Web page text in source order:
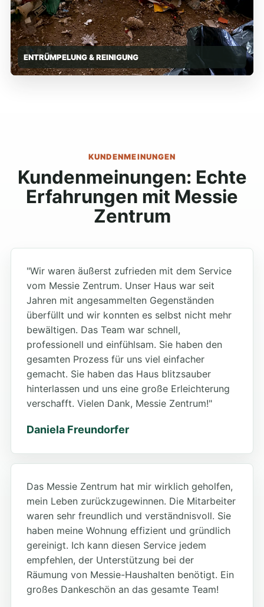
ENTRÜMPELUNG & REINIGUNG
KUNDENMEINUNGEN
Kundenmeinungen: Echte
Erfahrungen mit Messie
Zentrum
"Wir waren äußerst zufrieden mit dem Service
vom Messie Zentrum. Unser Haus war seit
Jahren mit angesammelten Gegenständen
überfüllt und wir konnten es selbst nicht mehr
bewältigen. Das Team war schnell,
professionell und einfühlsam. Sie haben den
gesamten Prozess für uns viel einfacher
gemacht. Sie haben das Haus blitzsauber
hinterlassen und uns eine große Erleichterung
verschafft. Vielen Dank, Messie Zentrum!"
Daniela Freundorfer
Das Messie Zentrum hat mir wirklich geholfen,
mein Leben zurückzugewinnen. Die Mitarbeiter
waren sehr freundlich und verständnisvoll. Sie
haben meine Wohnung effizient und gründlich
gereinigt. Ich kann diesen Service jedem
empfehlen, der Unterstützung bei der
Räumung von Messie-Haushalten benötigt. Ein
großes Dankeschön an das gesamte Team!